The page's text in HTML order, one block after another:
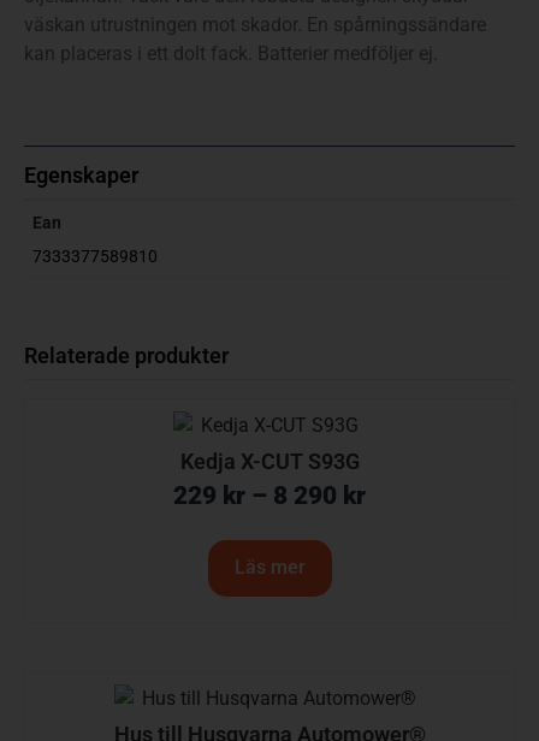
väskan utrustningen mot skador. En spårningssändare
kan placeras i ett dolt fack. Batterier medföljer ej.
Egenskaper
Ean
7333377589810
Relaterade produkter
Kedja X-CUT S93G
229 kr – 8 290 kr
Läs mer
Hus till Husqvarna Automower®